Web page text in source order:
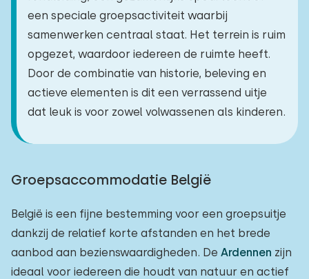
een speciale groepsactiviteit waarbij
samenwerken centraal staat. Het terrein is ruim
opgezet, waardoor iedereen de ruimte heeft.
Door de combinatie van historie, beleving en
actieve elementen is dit een verrassend uitje
dat leuk is voor zowel volwassenen als kinderen.
Groepsaccommodatie België
België is een fijne bestemming voor een groepsuitje
dankzij de relatief korte afstanden en het brede
aanbod aan bezienswaardigheden. De Ardennen zijn
ideaal voor iedereen die houdt van natuur en actief